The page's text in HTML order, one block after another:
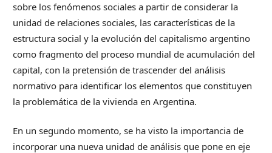
sobre los fenómenos sociales a partir de considerar la
unidad de relaciones sociales, las características de la
estructura social y la evolución del capitalismo argentino
como fragmento del proceso mundial de acumulación del
capital, con la pretensión de trascender del análisis
normativo para identificar los elementos que constituyen
la problemática de la vivienda en Argentina.
En un segundo momento, se ha visto la importancia de
incorporar una nueva unidad de análisis que pone en eje